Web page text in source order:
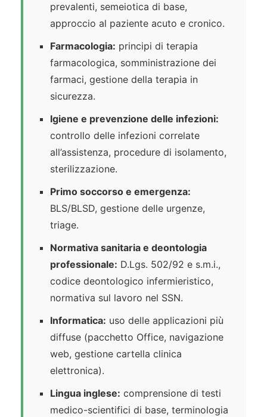
prevalenti, semeiotica di base,
approccio al paziente acuto e cronico.
Farmacologia: principi di terapia
farmacologica, somministrazione dei
farmaci, gestione della terapia in
sicurezza.
Igiene e prevenzione delle infezioni:
controllo delle infezioni correlate
all’assistenza, procedure di isolamento,
sterilizzazione.
Primo soccorso e emergenza:
BLS/BLSD, gestione delle urgenze,
triage.
Normativa sanitaria e deontologia
professionale: D.Lgs. 502/92 e s.m.i.,
codice deontologico infermieristico,
normativa sul lavoro nel SSN.
Informatica: uso delle applicazioni più
diffuse (pacchetto Office, navigazione
web, gestione cartella clinica
elettronica).
Lingua inglese: comprensione di testi
medico-scientifici di base, terminologia